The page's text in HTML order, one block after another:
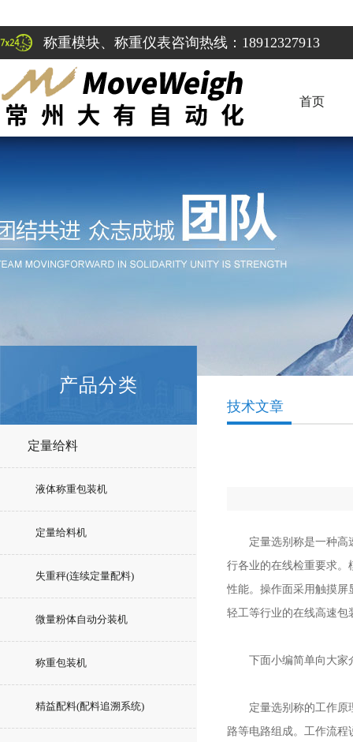
称重模块、称重仪表咨询热线：18912327913
首页
产品分类
定量给料
液体称重包装机
定量给料机
失重秤(连续定量配料)
微量粉体自动分装机
称重包装机
精益配料(配料追溯系统)
技术文章
定量选别称是一种高速
行各业的在线检重要求。
性能。操作面采用触摸屏
轻工等行业的在线高速包
下面小编简单向大家
定量选别称的工作原
路等电路组成。工作流